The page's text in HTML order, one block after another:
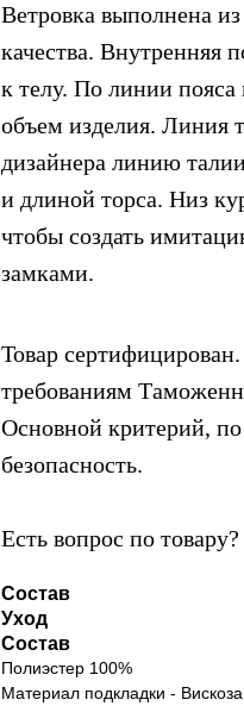
Ветровка выполнена
качества. Внутренняя
к телу. По линии пояса
объем изделия. Линия
дизайнера линию
и длиной торса. Низ
чтобы создать
замками.
Товар сертифицирован.
требованиям
Основной критерий,
безопасность.
Есть вопрос по
Состав
Уход
Состав
Полиэстер 100%
Материал подкладки -